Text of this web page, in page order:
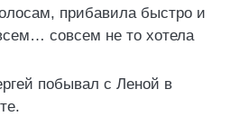
прибавила быстро и
совсем не то хотела
побывал с Леной в